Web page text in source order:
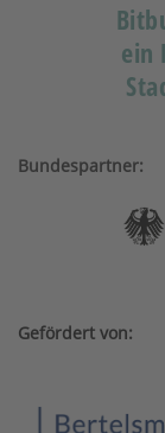
ein
Bundespartner:
Gefördert von: